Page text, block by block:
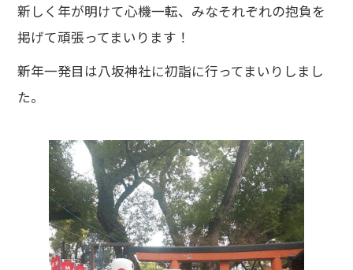
新しく年が明けて心機一転、みなそれぞれの抱負を
掲げて頑張ってまいります！
新年一発目は八坂神社に初詣に行ってまいりしまし
た。